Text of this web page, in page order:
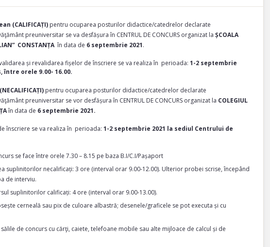
(CALIFICAȚI) pentru ocuparea posturilor didactice/catedrelor declarate
preuniversitar se va desfășura în CENTRUL DE CONCURS organizat la ȘCOALA
CONSTANȚA în data de 6 septembrie 2021.
și revalidarea fișelor de înscriere se va realiza în perioada: 1-2 septembrie
între orele 9.00- 16.00.
pentru ocuparea posturilor didactice/catedrelor declarate
preuniversitar se vor desfășura în CENTRUL DE CONCURS organizat la COLEGIUL
în data de 6 septembrie 2021.
înscriere se va realiza în perioada: 1-2 septembrie 2021 la sediul Centrului de
se face între orele 7.30 – 8.15 pe baza B.I/C.I/Pașaport
suplinitorilor necalificați: 3 ore (interval orar 9.00-12.00). Ulterior probei scrise, începând
de interviu.
suplinitorilor calificați: 4 ore (interval orar 9.00-13.00).
cerneală sau pix de culoare albastră; desenele/graficele se pot executa și cu
de concurs cu cărţi, caiete, telefoane mobile sau alte mijloace de calcul și de